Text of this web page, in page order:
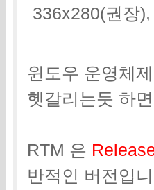
336x280(권장
윈도우 운영체
헷갈리는듯 하
RTM 은
반적인 버전입